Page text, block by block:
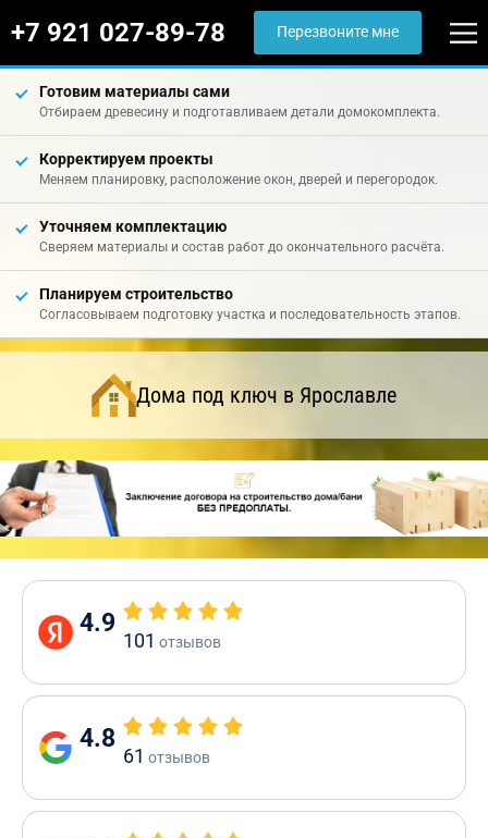
+7 921 027-89-78 Перезвоните мне
Готовим материалы сами
Отбираем древесину и подготавливаем детали домокомплекта.
Корректируем проекты
Меняем планировку, расположение окон, дверей и перегородок.
Уточняем комплектацию
Сверяем материалы и состав работ до окончательного расчёта.
Планируем строительство
Согласовываем подготовку участка и последовательность этапов.
Дома под ключ в Ярославле
4.9
101 отзывов
4.8
61 отзывов